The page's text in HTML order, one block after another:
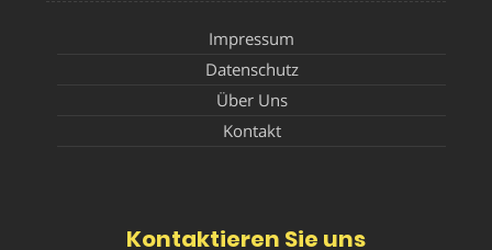
Impressum
Datenschutz
Über Uns
Kontakt
Kontaktieren Sie uns